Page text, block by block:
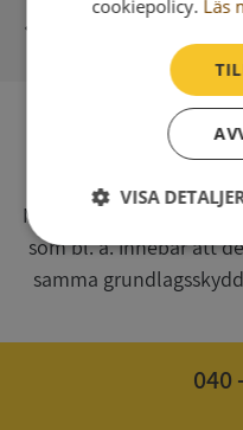
Syna har för
Myndigheten för press,
som bl. a. innebär att
samma
040
cookiepolicy. Läs
VISA
Strikt
nödvändigt